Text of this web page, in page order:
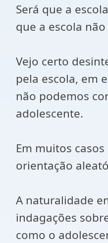
Será que a
que a escola
Vejo certo
pela escola, em
não podemos
adolescente.
Em muitos
orientação
A naturalidade
indagações
como o